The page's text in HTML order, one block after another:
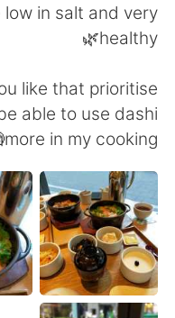
in salt and very
healthy🌿
like that prioritise
able to use dashi
more in my cooking🧐